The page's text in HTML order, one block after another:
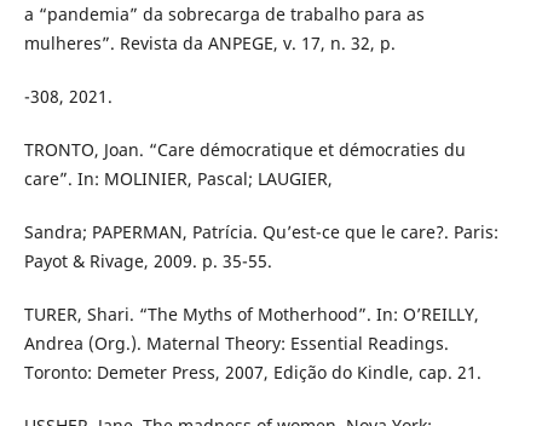
a “pandemia” da sobrecarga de trabalho para as
mulheres”. Revista da ANPEGE, v. 17, n. 32, p.
-308, 2021.
TRONTO, Joan. “Care démocratique et démocraties du
care”. In: MOLINIER, Pascal; LAUGIER,
Sandra; PAPERMAN, Patrícia. Qu’est-ce que le care?. Paris:
Payot & Rivage, 2009. p. 35-55.
TURER, Shari. “The Myths of Motherhood”. In: O’REILLY,
Andrea (Org.). Maternal Theory: Essential Readings.
Toronto: Demeter Press, 2007, Edição do Kindle, cap. 21.